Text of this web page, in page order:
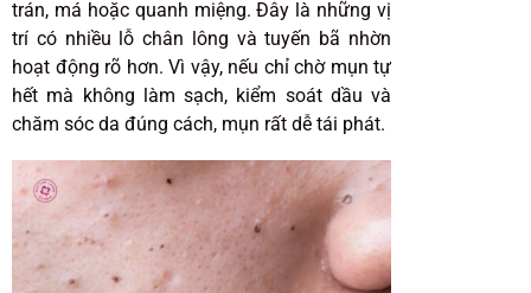
trán, má hoặc quanh miệng. Đây là những vị
trí có nhiều lỗ chân lông và tuyến bã nhờn
hoạt động rõ hơn. Vì vậy, nếu chỉ chờ mụn tự
hết mà không làm sạch, kiểm soát dầu và
chăm sóc da đúng cách, mụn rất dễ tái phát.